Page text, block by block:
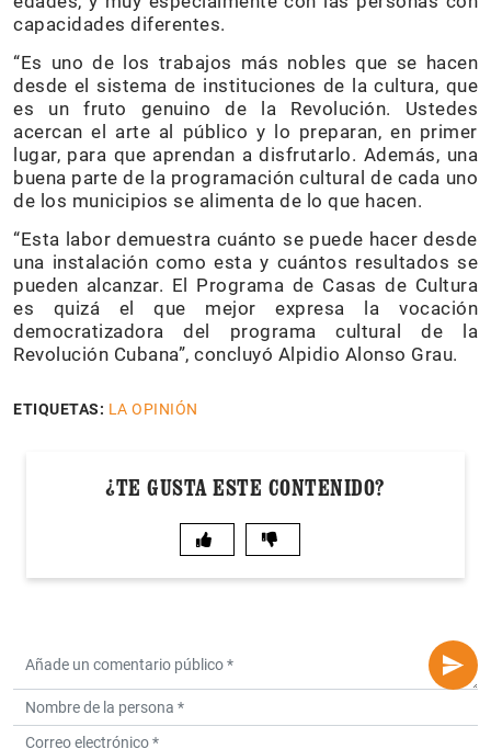
capacidades diferentes.
“Es uno de los trabajos más nobles que se hacen
desde el sistema de instituciones de la cultura, que
es un fruto genuino de la Revolución. Ustedes
acercan el arte al público y lo preparan, en primer
lugar, para que aprendan a disfrutarlo. Además, una
buena parte de la programación cultural de cada uno
de los municipios se alimenta de lo que hacen.
“Esta labor demuestra cuánto se puede hacer desde
una instalación como esta y cuántos resultados se
pueden alcanzar. El Programa de Casas de Cultura
es quizá el que mejor expresa la vocación
democratizadora del programa cultural de la
Revolución Cubana”, concluyó Alpidio Alonso Grau.
ETIQUETAS: LA OPINIÓN
¿TE GUSTA ESTE CONTENIDO?